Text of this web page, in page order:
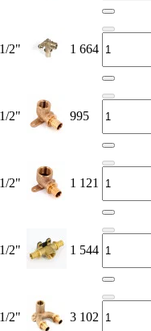
2" 1 664
2" 995
2" 1 121
2" 1 544
2" 3 102